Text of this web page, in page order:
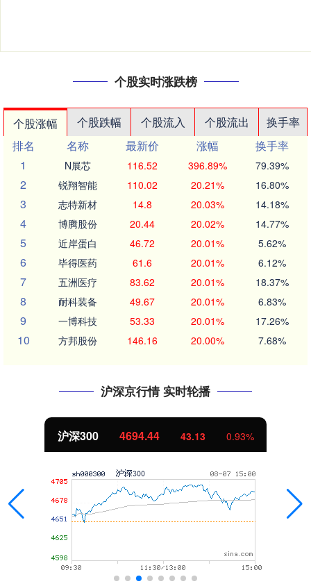
个股实时涨跌榜
个股涨幅 个股跌幅 个股流入 个股流出
换手率
排名
名称 最新价 涨幅
换手率
1
N展芯 116.52 396.89% 79.39%
2 锐翔智能 110.02 20.21% 16.80%
3 志特新材 14.8 20.03% 14.18%
4 博腾股份 20.44 20.02% 14.77%
5 近岸蛋白 46.72 20.01% 5.62%
6 毕得医药 61.6 20.01% 6.12%
7 五洲医疗 83.62 20.01% 18.37%
8 耐科装备 49.67 20.01% 6.83%
9 一博科技 53.33 20.01% 17.26%
10 方邦股份 146.16 20.00% 7.68%
沪深京行情 实时轮播
沪深300 4694.44 43.13 0.93%